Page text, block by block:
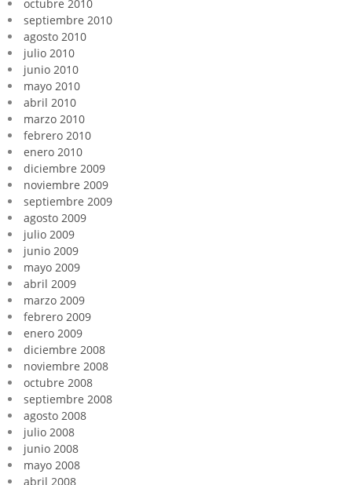
octubre 2010
septiembre 2010
agosto 2010
julio 2010
junio 2010
mayo 2010
abril 2010
marzo 2010
febrero 2010
enero 2010
diciembre 2009
noviembre 2009
septiembre 2009
agosto 2009
julio 2009
junio 2009
mayo 2009
abril 2009
marzo 2009
febrero 2009
enero 2009
diciembre 2008
noviembre 2008
octubre 2008
septiembre 2008
agosto 2008
julio 2008
junio 2008
mayo 2008
abril 2008